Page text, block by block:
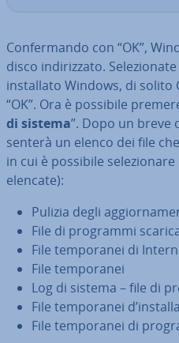
Con­fer­man­do con “OK”,
disco in­di­riz­za­to.
in­stal­la­to Windows, di solito
“OK”. Ora è possibile
di sistema”. Dopo un
sen­te­rà un elenco dei file
in cui è possibile
elencate):
Pulizia degli
File di programmi
File tem­po­ra­nei di
File tem­po­ra­nei
Log di sistema – file di
File tem­po­ra­nei
File tem­po­ra­nei di